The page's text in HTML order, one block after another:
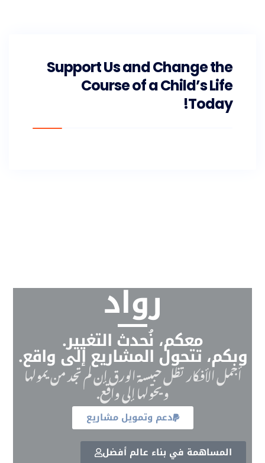
Support Us and Change the
Course of a Child’s Life
Today!
رواد
معكم، نُحدث التغيير.
وبكم، تتحول المشاريع إلى واقع.
أجمل الأفكار تظل حبيسة الورق إن لم تجد من يمولها
ويحولها إلى واقع.
دعم وتمويل مشاريع
المساهمة في بناء عالم أفضل